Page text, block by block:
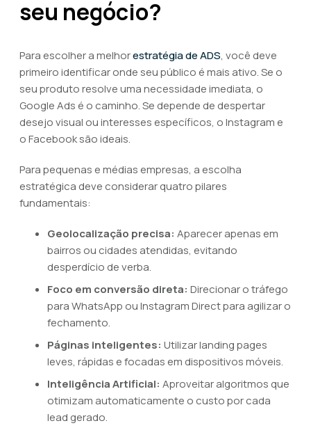
seu negócio?
Para escolher a melhorestratégia de ADS, você deve
primeiro identificar onde seu público é mais ativo. Se o
seu produto resolve uma necessidade imediata, o
Google Ads é o caminho. Se depende de despertar
desejo visual ou interesses específicos, o Instagram e
o Facebook são ideais.
Para pequenas e médias empresas, a escolha
estratégica deve considerar quatro pilares
fundamentais:
Geolocalização precisa: Aparecer apenas em
bairros ou cidades atendidas, evitando
desperdício de verba.
Foco em conversão direta: Direcionar o tráfego
para WhatsApp ou Instagram Direct para agilizar o
fechamento.
Páginas inteligentes: Utilizar landing pages
leves, rápidas e focadas em dispositivos móveis.
Inteligência Artificial: Aproveitar algoritmos que
otimizam automaticamente o custo por cada
lead gerado.